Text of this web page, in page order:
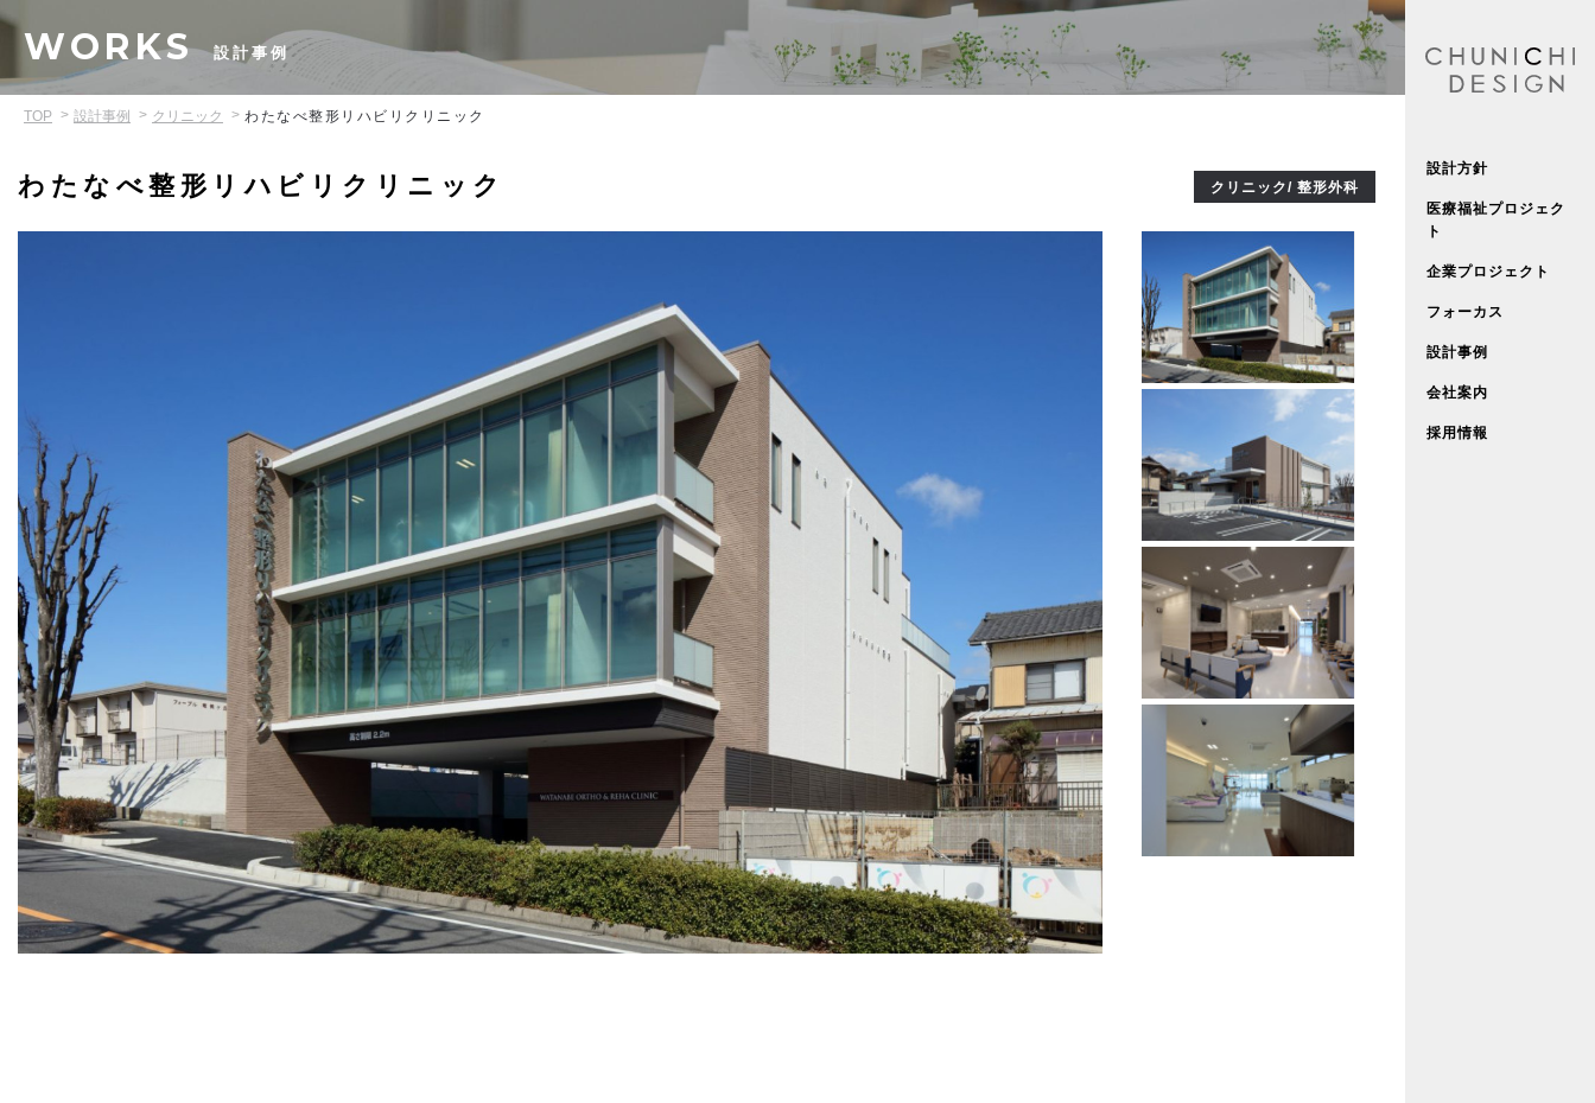
設計方針
医療福祉プロジェク
ト
企業プロジェクト
フォーカス
設計事例
会社案内
採用情報
WORKS 設計事例
TOP 設計事例 クリニック わたなべ整形リハビリクリニック
クリニック/ 整形外科
わたなべ整形リハビリクリニック